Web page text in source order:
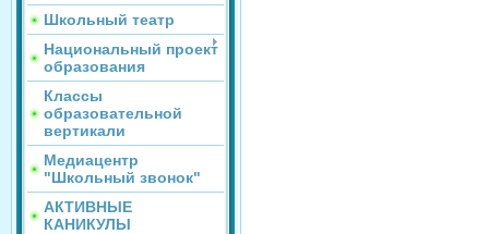
Школьный театр
Национальный проект
образования
Классы
образовательной
вертикали
Медиацентр
"Школьный звонок"
АКТИВНЫЕ
КАНИКУЛЫ